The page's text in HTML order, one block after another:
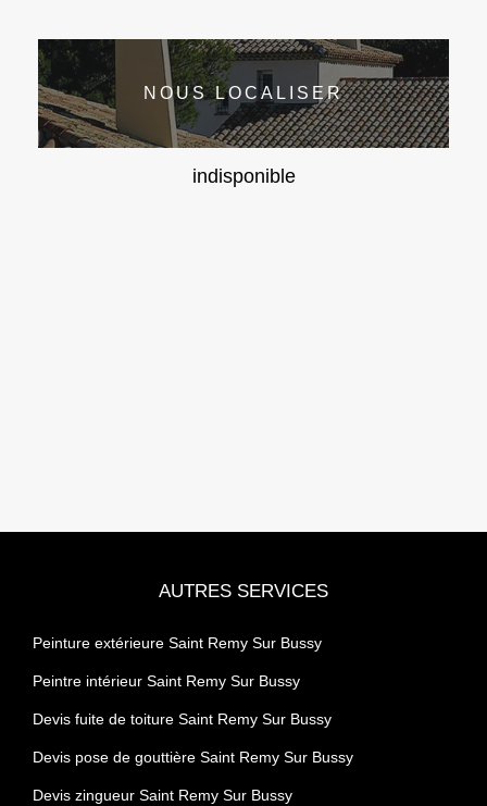
NOUS LOCALISER
indisponible
AUTRES SERVICES
Peinture extérieure Saint Remy Sur Bussy
Peintre intérieur Saint Remy Sur Bussy
Devis fuite de toiture Saint Remy Sur Bussy
Devis pose de gouttière Saint Remy Sur Bussy
Devis zingueur Saint Remy Sur Bussy